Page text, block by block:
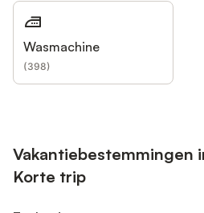
Wasmachine
(398)
Vakantiebestemmingen
Korte trip